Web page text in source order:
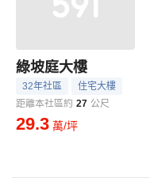
綠坡庭大樓
32年社區
住宅大樓
距離本社區約 27 公尺
29.3 萬/坪